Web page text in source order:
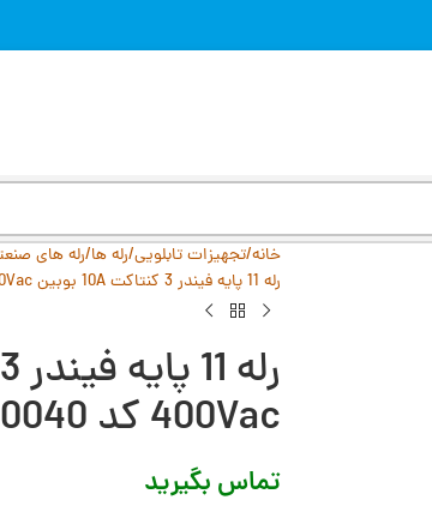
خانه تجهیزات تابلویی رله ها رله های
رله 11 پایه فیندر 3 کنتاکت 10A بوبین 400Vac کد 60.13.8.400.0040
400Vac کد 60.13.8.400.0040
تماس بگیرید